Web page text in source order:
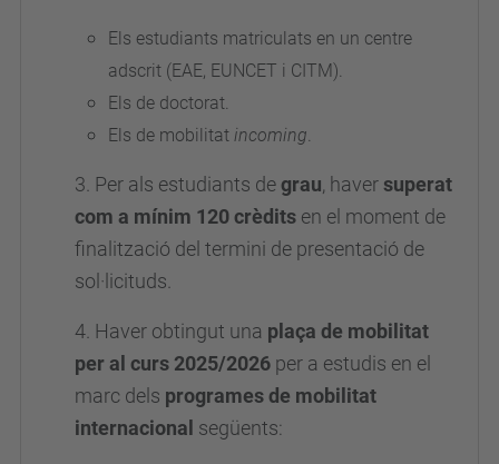
Els estudiants matriculats en un centre
adscrit (EAE, EUNCET i CITM).
Els de doctorat.
Els de mobilitat incoming.
3. Per als estudiants degrau, haversuperat
com a mínim 120 crèdits en el moment de
finalització del termini de presentació de
sol·licituds.
4. Haver obtingut una plaça de mobilitat
per al curs 2025/2026 per a estudis en el
marc dels programes de mobilitat
internacional següents: